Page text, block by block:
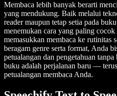
Membaca lebih banyak berarti
yang mendukung. Baik melalui
reader maupun tetap setia pada
menemukan cara yang paling
memasukkan membaca ke rutinitas
beragam genre serta format, Anda
petualangan dan pengetahuan
buku adalah perjalanan baru —
petualangan membaca Anda.